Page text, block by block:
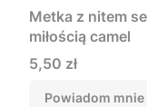
Metka z nitem
miłością camel
Cena
5,50 zł
Powiadom